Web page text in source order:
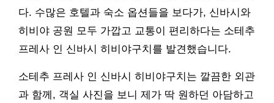
다. 수많은 호텔과 숙소 옵션들을 보다가, 신바시와
히비야 공원 모두 가깝고 교통이 편리하다는 소테추
프레사 인 신바시 히비야구치를 발견했습니다.
소테추 프레사 인 신바시 히비야구치는 깔끔한 외관
과 함께, 객실 사진을 보니 제가 딱 원하던 아담하고